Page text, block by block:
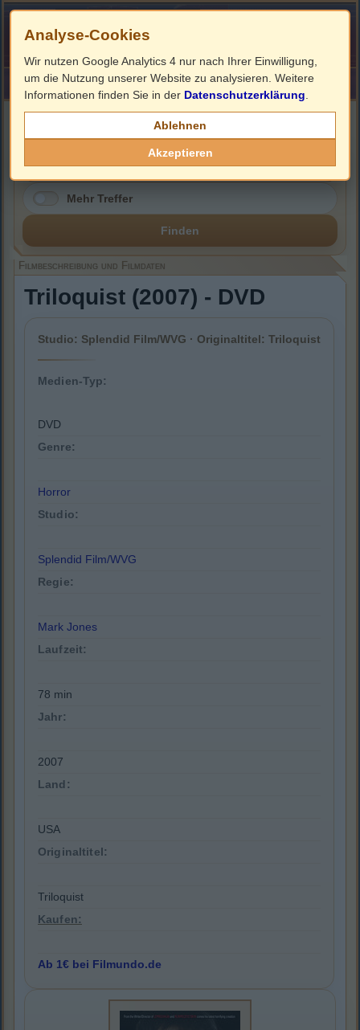
HOME ImpressumLinks
Filmbeschreibung, Cover & DVD Infos
Mehr Treffer
Finden
Filmbeschreibung und Filmdaten
Triloquist (2007) - DVD
Studio: Splendid Film/WVG · Originaltitel: Triloquist
Medien-Typ:
DVD
Genre:
Horror
Studio:
Splendid Film/WVG
Regie:
Mark Jones
Laufzeit:
78 min
Jahr:
2007
Land:
USA
Originaltitel:
Triloquist
Kaufen:
Ab 1€ bei Filmundo.de
Analyse-Cookies
Wir nutzen Google Analytics 4 nur nach Ihrer Einwilligung,
um die Nutzung unserer Website zu analysieren. Weitere
Informationen finden Sie in der Datenschutzerklärung
Ablehnen
Akzeptieren